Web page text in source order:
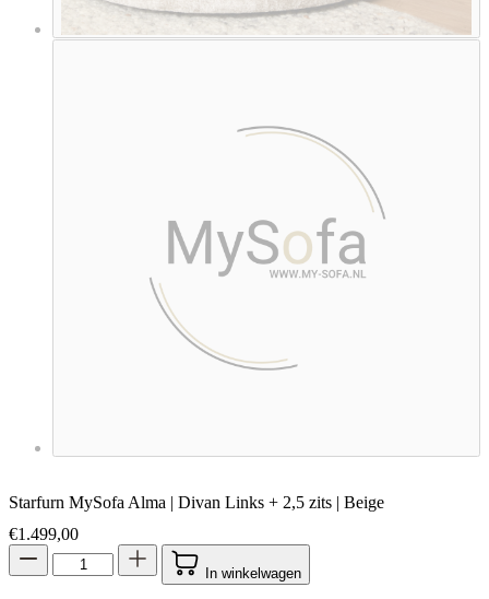
Starfurn MySofa Alma | Divan Links + 2,5 zits | Beige
€1.499,00
In winkelwagen